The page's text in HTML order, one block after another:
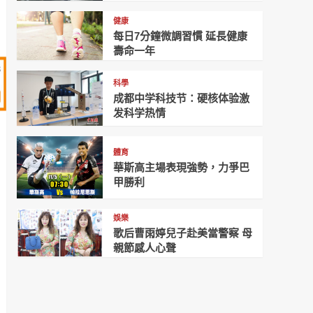
健康
每日7分鐘微調習慣 延長健康
壽命一年
科學
成都中学科技节：硬核体验激
发科学热情
體育
華斯高主場表現強勢，力爭巴
甲勝利
娛樂
歌后曹雨婷兒子赴美當警察 母
親節感人心聲